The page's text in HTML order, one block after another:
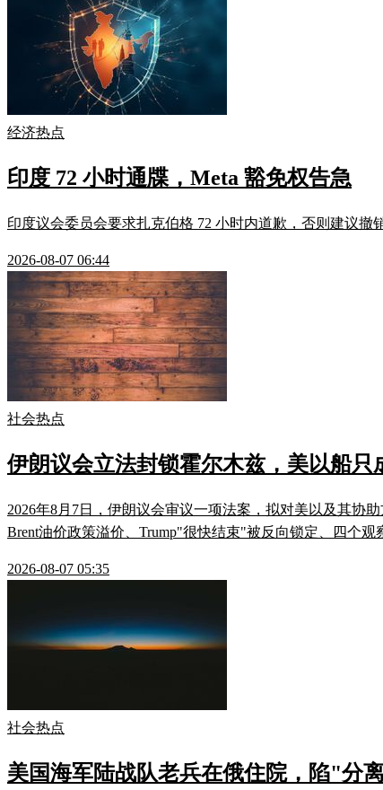
经济热点
印度 72 小时通牒，Meta 豁免权告急
印度议会委员会要求扎克伯格 72 小时内道歉，否则建议撤
2026-08-07 06:44
社会热点
伊朗议会立法封锁霍尔木兹，美以船只
2026年8月7日，伊朗议会审议一项法案，拟对美以及其协
Brent油价政策溢价、Trump"很快结束"被反向锁定、四个
2026-08-07 05:35
社会热点
美国海军陆战队老兵在俄住院，陷"分